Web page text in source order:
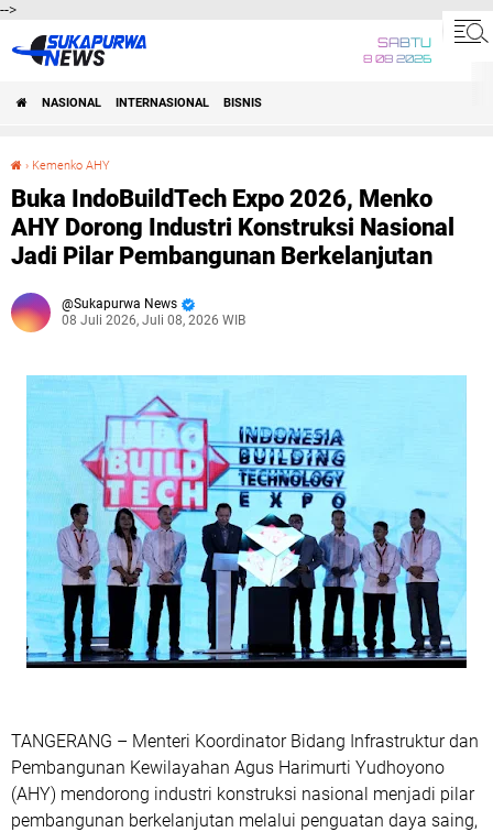
-->
SABTU
8 08 2026
NASIONAL INTERNASIONAL BISNIS
› Kemenko AHY
Buka IndoBuildTech Expo 2026, Menko
AHY Dorong Industri Konstruksi Nasional
Jadi Pilar Pembangunan Berkelanjutan
Sukapurwa News
08 Juli 2026, Juli 08, 2026 WIB
TANGERANG – Menteri Koordinator Bidang Infrastruktur dan
Pembangunan Kewilayahan Agus Harimurti Yudhoyono
(AHY) mendorong industri konstruksi nasional menjadi pilar
pembangunan berkelanjutan melalui penguatan daya saing,